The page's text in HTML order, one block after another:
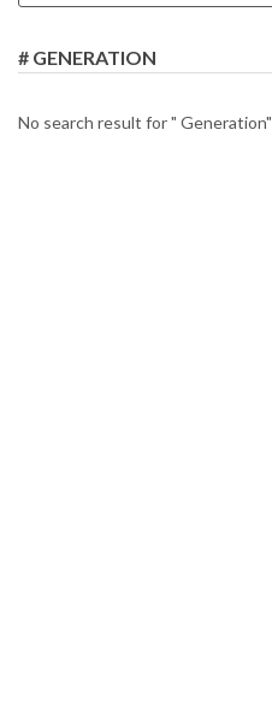
# GENERATION
No search result for " Generation"